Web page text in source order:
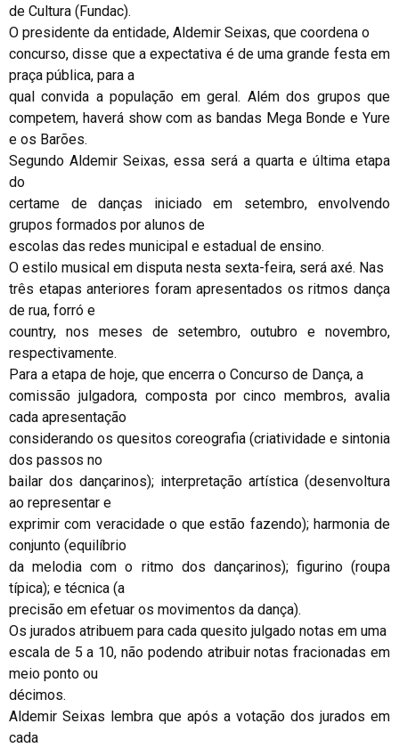
de Cultura (Fundac).
O presidente da entidade, Aldemir Seixas, que coordena o
concurso, disse que a expectativa é de uma grande festa em
praça pública, para a
qual convida a população em geral. Além dos grupos que
competem, haverá show com as bandas Mega Bonde e Yure
e os Barões.
Segundo Aldemir Seixas, essa será a quarta e última etapa
do
certame de danças iniciado em setembro, envolvendo
grupos formados por alunos de
escolas das redes municipal e estadual de ensino.
O estilo musical em disputa nesta sexta-feira, será axé. Nas
três etapas anteriores foram apresentados os ritmos dança
de rua, forró e
country, nos meses de setembro, outubro e novembro,
respectivamente.
Para a etapa de hoje, que encerra o Concurso de Dança, a
comissão julgadora, composta por cinco membros, avalia
cada apresentação
considerando os quesitos coreografia (criatividade e sintonia
dos passos no
bailar dos dançarinos); interpretação artística (desenvoltura
ao representar e
exprimir com veracidade o que estão fazendo); harmonia de
conjunto (equilíbrio
da melodia com o ritmo dos dançarinos); figurino (roupa
típica); e técnica (a
precisão em efetuar os movimentos da dança).
Os jurados atribuem para cada quesito julgado notas em uma
escala de 5 a 10, não podendo atribuir notas fracionadas em
meio ponto ou
décimos.
Aldemir Seixas lembra que após a votação dos jurados em
cada